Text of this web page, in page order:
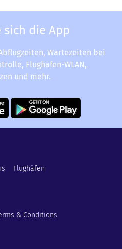
sich die App
Wartezeiten bei
Flughafen-WLAN,
und mehr.
Flughäfen
& Conditions